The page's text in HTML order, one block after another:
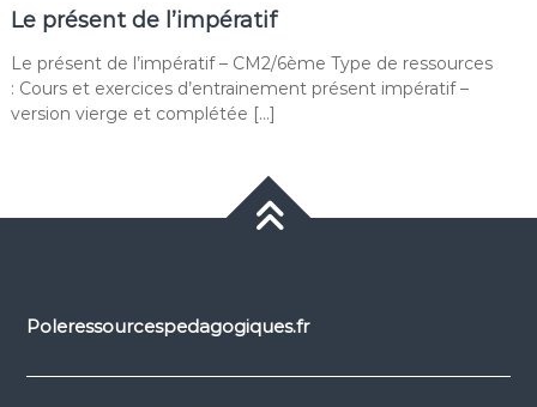
Le présent de l’impératif
Le présent de l’impératif – CM2/6ème Type de ressources
: Cours et exercices d’entrainement présent impératif –
version vierge et complétée […]
Poleressourcespedagogiques.fr